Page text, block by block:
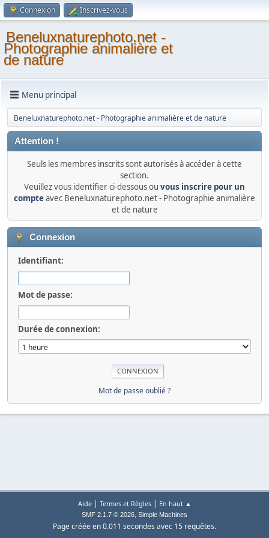
Connexion Inscrivez-vous
Beneluxnaturephoto.net -
Photographie animalière et
de nature
Menu principal
Beneluxnaturephoto.net - Photographie animalière et de nature
Attention !
Seuls les membres inscrits sont autorisés à accéder à cette
section.
Veuillez vous identifier ci-dessous ou vous inscrire pour un
compteavec Beneluxnaturephoto.net - Photographie animalière
et de nature
Connexion
Identifiant:
Mot de passe:
Durée de connexion:
Mot de passe oublié ?
Aide| Termes et Règles| En haut ▲
SMF 2.1.7 © 2026, Simple Machines
Page créée en 0.011 secondes avec 15 requêtes.